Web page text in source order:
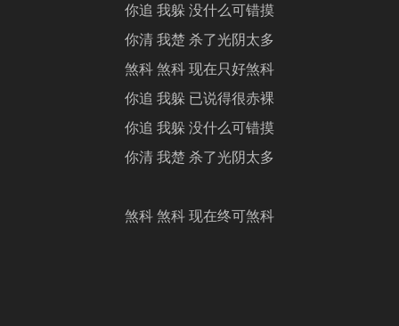
你追 我躲 没什么可错摸
你清 我楚 杀了光阴太多
煞科 煞科 现在只好煞科
你追 我躲 已说得很赤裸
你追 我躲 没什么可错摸
你清 我楚 杀了光阴太多
煞科 煞科 现在终可煞科